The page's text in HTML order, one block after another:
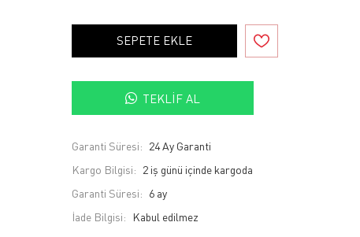
SEPETE EKLE
TEKLIF AL
Garanti Süresi: 24 Ay Garanti
Kargo Bilgisi: 2 iş günü içinde kargoda
Garanti Süresi: 6 ay
İade Bilgisi: